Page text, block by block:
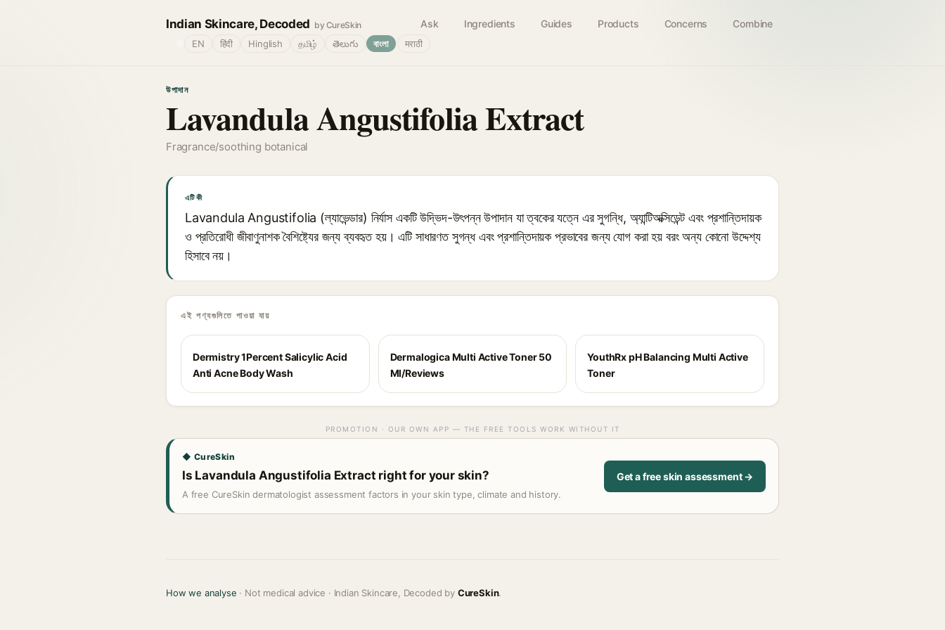
Indian Skincare, Decoded by CureSkin Ask Ingredients Guides Products Concerns Combine
EN हिंदी Hinglish தமிழ் తెలుగు বাংলা मराठी
উপাদান
Lavandula Angustifolia Extract
Fragrance/soothing botanical
এটি কী
Lavandula Angustifolia (ল্যাভেন্ডার) নির্যাস একটি উদ্ভিদ-উৎপন্ন উপাদান যা ত্বকের যত্নে এর সুগন্ধি, অ্যান্টিঅক্সিডেন্ট এবং প্রশান্তিদায়ক
ও প্রতিরোধী জীবাণুনাশক বৈশিষ্ট্যের জন্য ব্যবহৃত হয়। এটি সাধারণত সুগন্ধ এবং প্রশান্তিদায়ক প্রভাবের জন্য যোগ করা হয় বরং অন্য কোনো উদ্দেশ্য
হিসাবে নয়।
এই পণ্যগুলিতে পাওয়া যায়
Dermistry 1Percent Salicylic Acid
Anti Acne Body Wash
Dermalogica Multi Active Toner 50
Ml/Reviews
YouthRx pH Balancing Multi Active
Toner
PROMOTION · OUR OWN APP — THE FREE TOOLS WORK WITHOUT IT
◆ CureSkin
Is Lavandula Angustifolia Extract right for your skin?
A free CureSkin dermatologist assessment factors in your skin type, climate and history.
Get a free skin assessment →
How we analyse · Not medical advice · Indian Skincare, Decoded by CureSkin.